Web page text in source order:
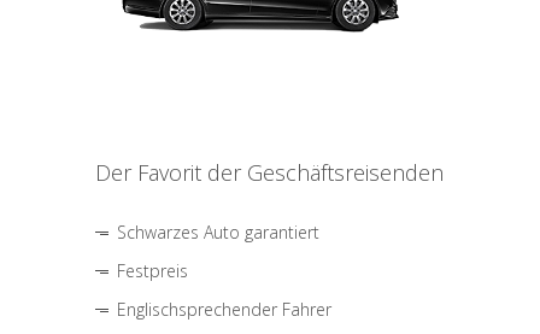
Der Favorit der Geschäftsreisenden
Schwarzes Auto garantiert
Festpreis
Englischsprechender Fahrer